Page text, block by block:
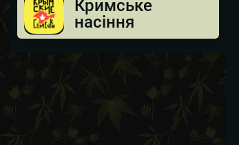
Кримське
насіння